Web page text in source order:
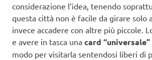
considerazione l’idea, tenendo
questa città non è facile da girare solo
invece accadere con altre più piccole.
e avere in tasca una card “universale”
modo per visitarla sentendosi liberi di